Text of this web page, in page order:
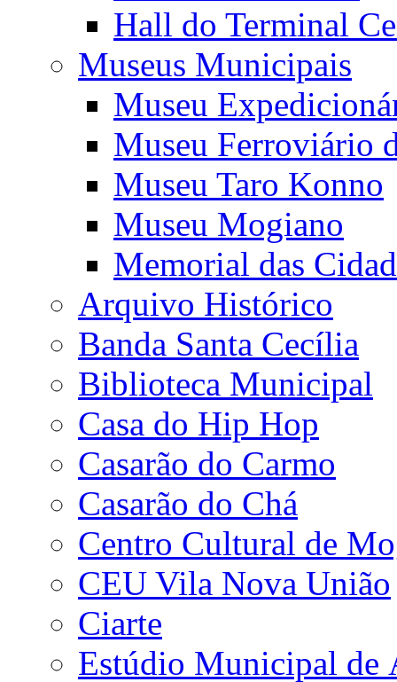
Hall do Terminal
Museus Municipais
Museu
Museu Ferroviário
Museu Taro Konno
Museu Mogiano
Memorial das
Arquivo Histórico
Banda Santa Cecília
Biblioteca Municipal
Casa do Hip Hop
Casarão do Carmo
Casarão do Chá
Centro Cultural de
CEU Vila Nova União
Ciarte
Estúdio Municipal de